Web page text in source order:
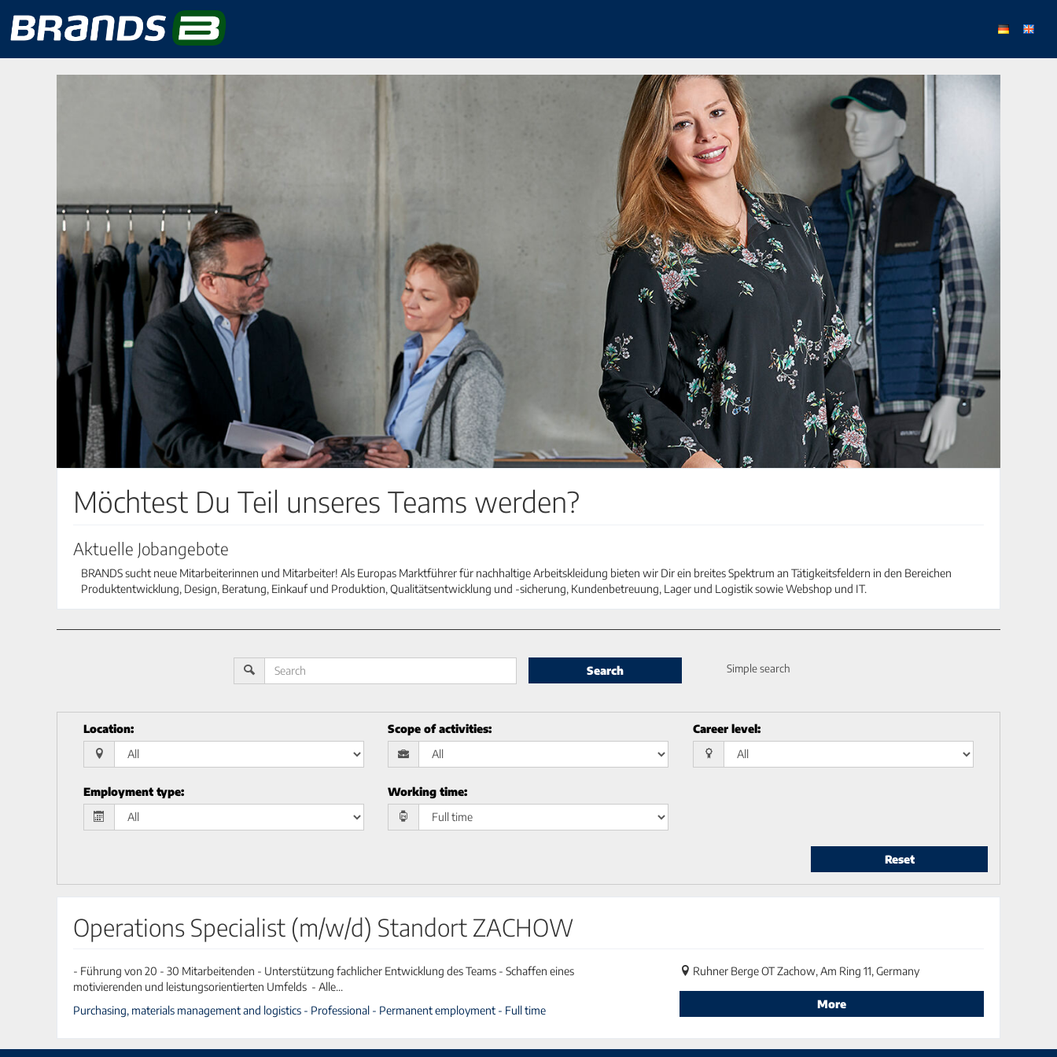
Möchtest Du Teil unseres Teams werden?
Aktuelle Jobangebote
BRANDS sucht neue Mitarbeiterinnen und Mitarbeiter! Als Europas Marktführer für nachhaltige Arbeitskleidung bieten wir Dir ein breites Spektrum an Tätigkeitsfeldern in den Bereichen
Produktentwicklung, Design, Beratung, Einkauf und Produktion, Qualitätsentwicklung und -sicherung, Kundenbetreuung, Lager und Logistik sowie Webshop und IT.
Search Simple search
Location: Scope of activities: Career level:
Employment type: Working time:
Reset
Operations Specialist (m/w/d) Standort ZACHOW
- Führung von 20 - 30 Mitarbeitenden - Unterstützung fachlicher Entwicklung des Teams - Schaffen eines
motivierenden und leistungsorientierten Umfelds - Alle...
Purchasing, materials management and logistics - Professional - Permanent employment - Full time
Ruhner Berge OT Zachow, Am Ring 11, Germany
More